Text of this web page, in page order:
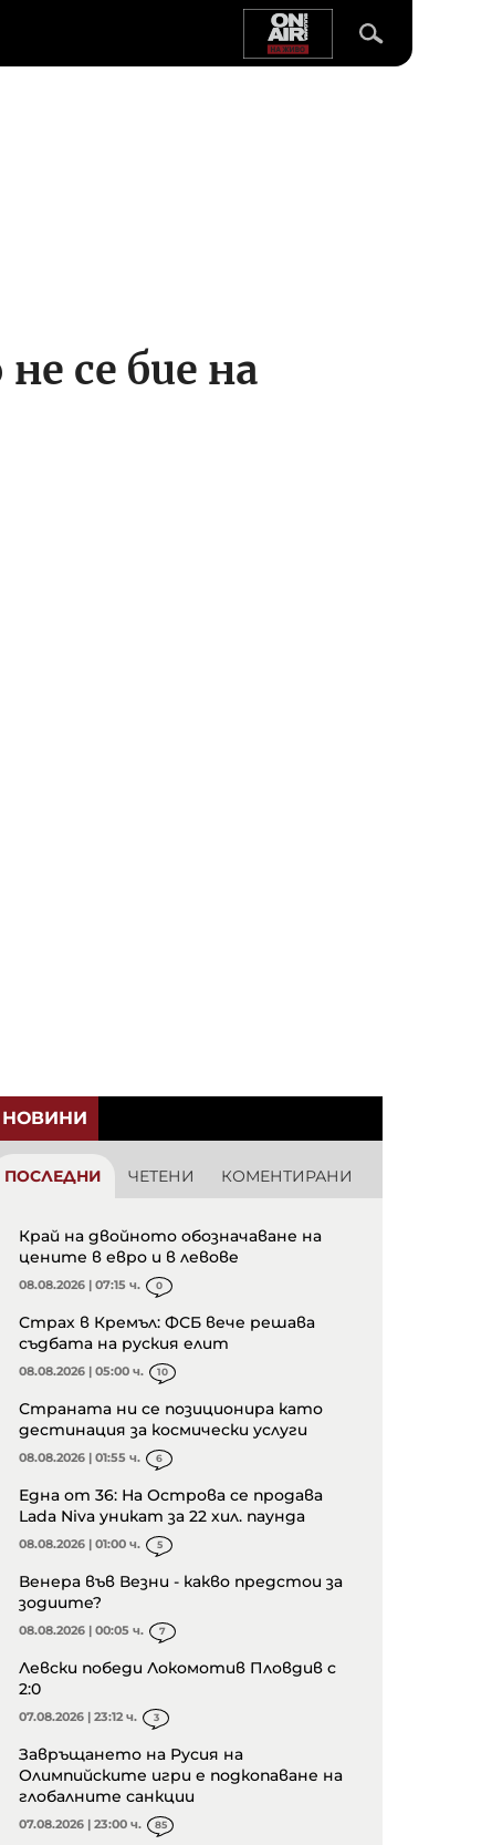
се бие на
НОВИНИ
ПОСЛЕДНИ ЧЕТЕНИ КОМЕНТИРАНИ
Край на двойното обозначаване на
цените в евро и в левове
08.08.2026 | 07:15 ч. 0
Страх в Кремъл: ФСБ вече решава
съдбата на руския елит
08.08.2026 | 05:00 ч. 10
Страната ни се позиционира като
дестинация за космически услуги
08.08.2026 | 01:55 ч. 6
Една от 36: На Острова се продава
Lada Niva уникат за 22 хил. паунда
08.08.2026 | 01:00 ч. 5
Венера във Везни - какво предстои за
зодиите?
08.08.2026 | 00:05 ч. 7
Левски победи Локомотив Пловдив с
2:0
07.08.2026 | 23:12 ч. 3
Завръщането на Русия на
Олимпийските игри е подкопаване на
глобалните санкции
07.08.2026 | 23:00 ч. 85